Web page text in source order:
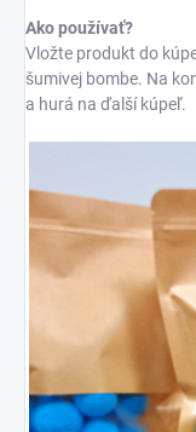
Ako používať?
Vložte produkt do
šumivej bombe. Na
a hurá na ďalší kúpeľ.